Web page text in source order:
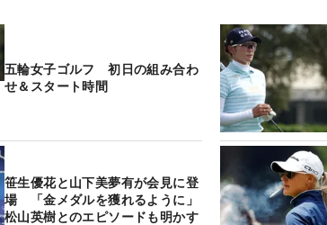
五輪女子ゴルフ 初日の組み合わ
せ＆スタート時間
笹生優花と山下美夢有が会見に登
場 「金メダルを獲れるように」
松山英樹とのエピソードも明かす